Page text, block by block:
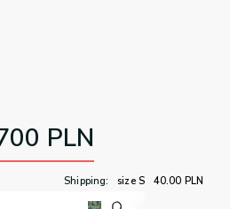
PLN
Shipping: size S 40.00 PLN